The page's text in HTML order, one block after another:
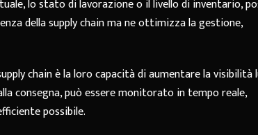
lo stato di lavorazione o il livello di inventario,
della supply chain ma ne ottimizza la gestione,
chain è la loro capacità di aumentare la visibilità
consegna, può essere monitorato in tempo reale,
possibile.